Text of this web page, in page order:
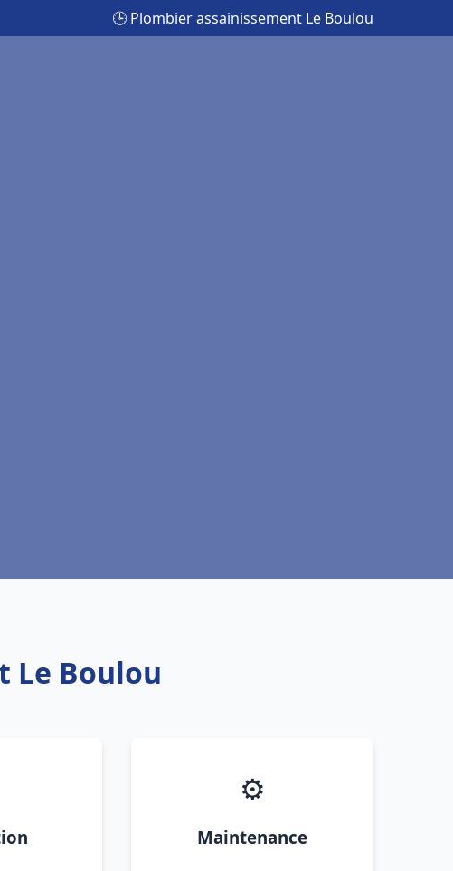
🕒 Plombier assainissement Le Boulou
Le Boulou
⚙️
Maintenance